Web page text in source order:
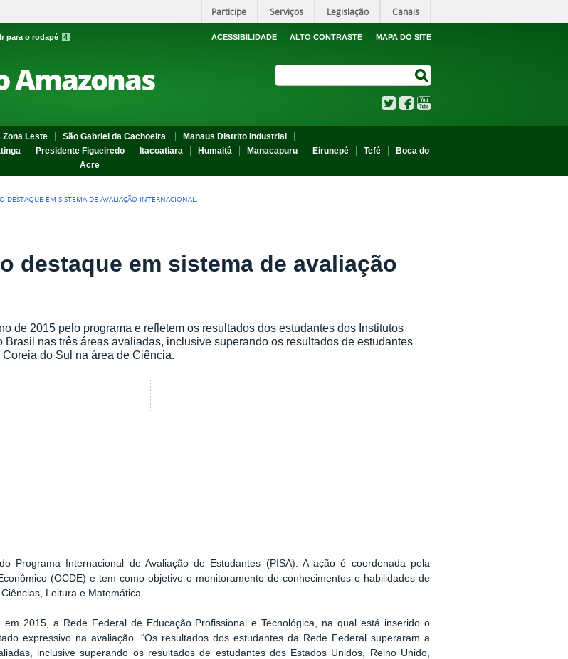
Participe Serviços Legislação Canais
Ir para o rodapé 4 ACESSIBILIDADE ALTO CONTRASTE MAPA DO SITE
Amazonas
TwitterFacebook
Zona Leste São Gabriel da Cachoeira
Manaus Distrito Industrial
Presidente Figueiredo Itacoatiara Humaitá Manacapuru Eirunepé Tefé
Boca do
Acre
DESTAQUE EM SISTEMA DE AVALIAÇÃO INTERNACIONAL.
destaque em sistema de avaliação
de 2015 pelo programa e refletem os resultados dos estudantes dos Institutos
nas três áreas avaliadas, inclusive superando os resultados de estudantes
do Sul na área de Ciência.
Programa Internacional de Avaliação de Estudantes (PISA). A ação é coordenada pela
(OCDE) e tem como objetivo o monitoramento de conhecimentos e habilidades de
Leitura e Matemática.
2015, a Rede Federal de Educação Profissional e Tecnológica, na qual está inserido o
expressivo na avaliação. “Os resultados dos estudantes da Rede Federal superaram a
inclusive superando os resultados de estudantes dos Estados Unidos, Reino Unido,